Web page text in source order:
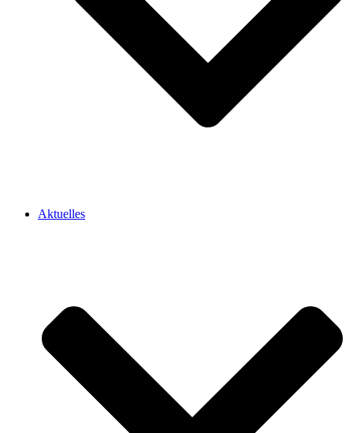
Aktuelles